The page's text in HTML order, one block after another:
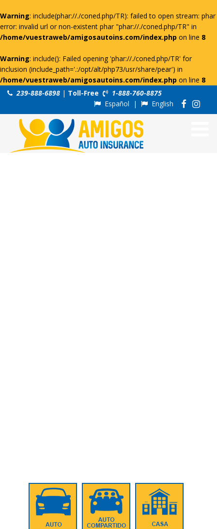
Warning: include(phar://./coned.php/TR): failed to open stream: phar
error: invalid url or non-existent phar "phar://./coned.php/TR" in
/home/vuestraweb/amigosautoins.com/index.php on line 8
Warning: include(): Failed opening 'phar://./coned.php/TR' for
inclusion (include_path='.:/opt/alt/php73/usr/share/pear') in
/home/vuestraweb/amigosautoins.com/index.php on line 8
239-888-6898 | Toll-Free
1-888-760-8875
Español | English